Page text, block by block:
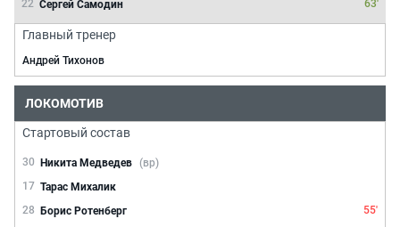
22 Сергей Самодин 63'
Главный тренер
Андрей Тихонов
ЛОКОМОТИВ
Стартовый состав
30 Никита Медведев (вр)
17 Тарас Михалик
28 Борис Ротенберг
55'